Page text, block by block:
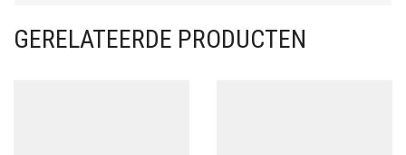
GERELATEERDE PRODUCTEN